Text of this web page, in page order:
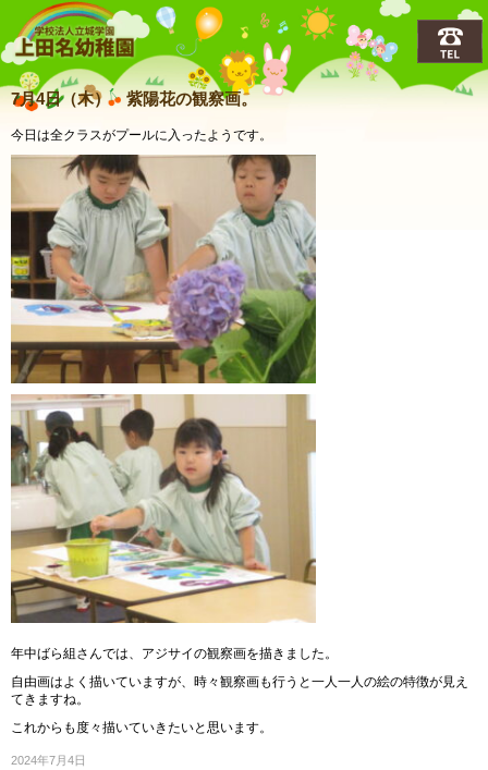
上田名(うえだな)幼稚園
7月4日（木） 紫陽花の観察画。
今日は全クラスがプールに入ったようです。
年中ばら組さんでは、アジサイの観察画を描きました。
自由画はよく描いていますが、時々観察画も行うと一人一人の絵の特徴が見え
てきますね。
これからも度々描いていきたいと思います。
2024年7月4日